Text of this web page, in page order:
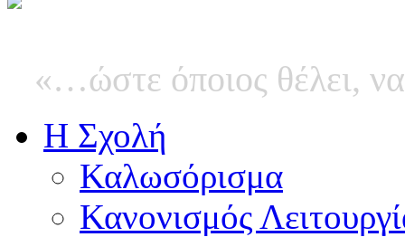
«…ώστε όποιος θέλει,
Η Σχολή
Καλωσόρισμα
Κανονισμός